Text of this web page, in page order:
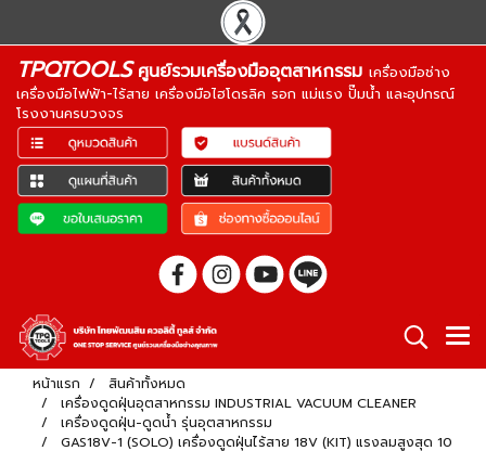
TPQTOOLSศูนย์รวมเครื่องมืออุตสาหกรรม เครื่องมือช่าง
เครื่องมือไฟฟ้า-ไร้สาย เครื่องมือไฮโดรลิค รอก แม่แรง ปั๊มน้ำ และอุปกรณ์
โรงงานครบวงจร
หน้าแรก
สินค้าทั้งหมด
เครื่องดูดฝุ่นอุตสาหกรรม INDUSTRIAL VACUUM CLEANER
เครื่องดูดฝุ่น-ดูดน้ำ รุ่นอุตสาหกรรม
GAS18V-1 (SOLO) เครื่องดูดฝุ่นไร้สาย 18V (KIT) แรงลมสูงสุด 10